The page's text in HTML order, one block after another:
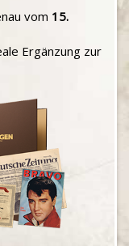
vom 15.
Ergänzung zur